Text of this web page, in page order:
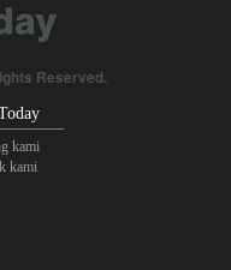
Opsi Realistis Akhiri
yang Beberkan
Reserved.
kami
kami